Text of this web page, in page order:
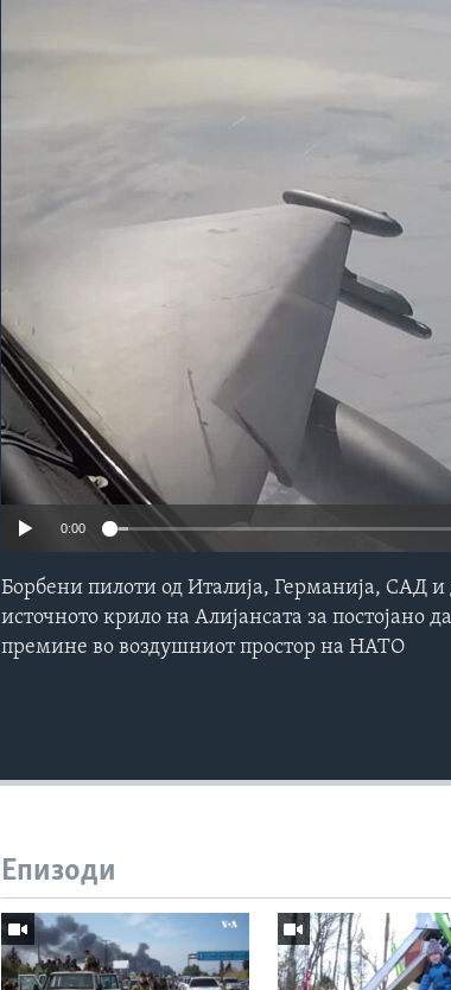
0:00
Борбени пилоти од Италија, Германија, САД
источното крило на Алијансата за постојано
премине во воздушниот простор на НАТО
Епизоди